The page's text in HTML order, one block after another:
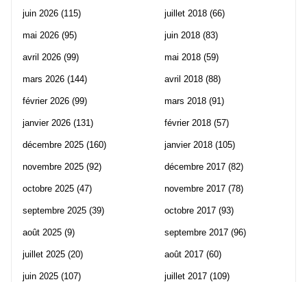
juin 2026 (115)
mai 2026 (95)
avril 2026 (99)
mars 2026 (144)
février 2026 (99)
janvier 2026 (131)
décembre 2025 (160)
novembre 2025 (92)
octobre 2025 (47)
septembre 2025 (39)
août 2025 (9)
juillet 2025 (20)
juin 2025 (107)
juillet 2018 (66)
juin 2018 (83)
mai 2018 (59)
avril 2018 (88)
mars 2018 (91)
février 2018 (57)
janvier 2018 (105)
décembre 2017 (82)
novembre 2017 (78)
octobre 2017 (93)
septembre 2017 (96)
août 2017 (60)
juillet 2017 (109)